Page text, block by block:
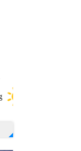
+30°C